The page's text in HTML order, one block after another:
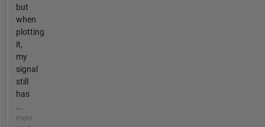
but
when
plotting
it,
my
signal
still
has
...
mehr